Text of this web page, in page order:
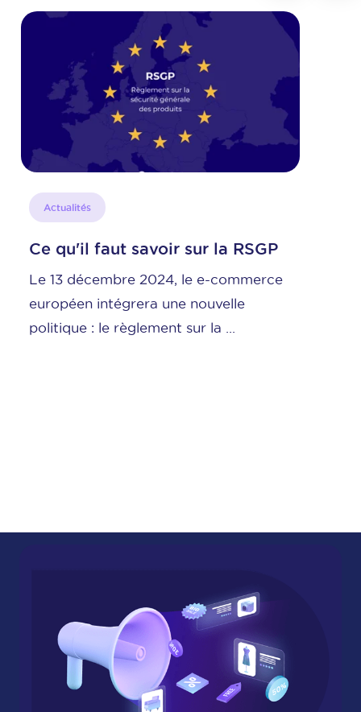
faut savoir sur la RSGP
2024, le e-commerce
intégrera une nouvelle
: le règlement sur la ...